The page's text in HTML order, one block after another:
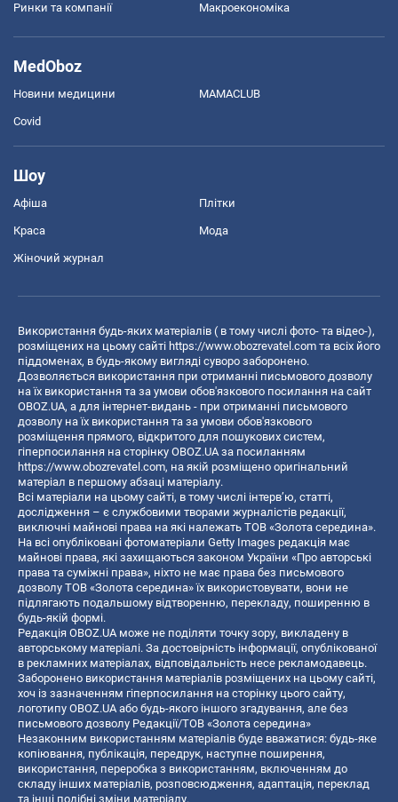
Ринки та компанії Макроекономіка
MedOboz
Новини медицини MAMACLUB
Covid
Шоу
Афіша Плітки
Краса Мода
Жіночий журнал
Використання будь-яких матеріалів ( в тому числі фото- та відео-),
розміщених на цьому сайті https://www.obozrevatel.com та всіх його
піддоменах, в будь-якому вигляді суворо заборонено.
Дозволяється використання при отриманні письмового дозволу
на їх використання та за умови обов'язкового посилання на сайт
OBOZ.UA, а для інтернет-видань - при отриманні письмового
дозволу на їх використання та за умови обов'язкового
розміщення прямого, відкритого для пошукових систем,
гіперпосилання на сторінку OBOZ.UA за посиланням
https://www.obozrevatel.com, на якій розміщено оригінальний
матеріал в першому абзаці матеріалу.
Всі матеріали на цьому сайті, в тому числі інтерв’ю, статті,
дослідження – є службовими творами журналістів редакції,
виключні майнові права на які належать ТОВ «Золота середина».
На всі опубліковані фотоматеріали Getty Images редакція має
майнові права, які захищаються законом України «Про авторські
права та суміжні права», ніхто не має права без письмового
дозволу ТОВ «Золота середина» їх використовувати, вони не
підлягають подальшому відтворенню, перекладу, поширенню в
будь-якій формі.
Редакція OBOZ.UA може не поділяти точку зору, викладену в
авторському матеріалі. За достовірність інформації, опублікованої
в рекламних матеріалах, відповідальність несе рекламодавець.
Заборонено використання матеріалів розміщених на цьому сайті,
хоч із зазначенням гіперпосилання на сторінку цього сайту,
логотипу OBOZ.UA або будь-якого іншого згадування, але без
письмового дозволу Редакції/ТОВ «Золота середина»
Незаконним використанням матеріалів буде вважатися: будь-яке
копiювання, публiкацiя, передрук, наступне поширення,
використання, переробка з використанням, включенням до
складу інших матеріалів, розповсюдження, адаптація, переклад
та інші подібні зміни матеріалу.